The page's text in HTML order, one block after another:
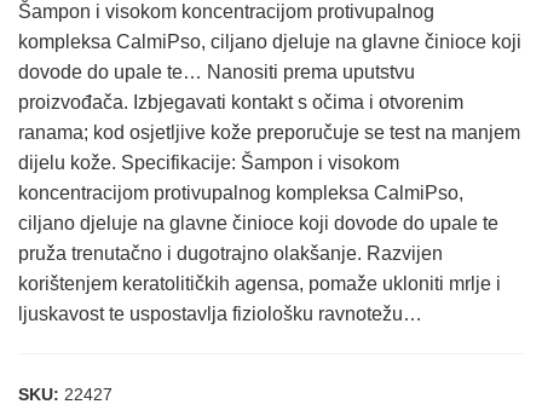
Šampon i visokom koncentracijom protivupalnog
kompleksa CalmiPso, ciljano djeluje na glavne činioce koji
dovode do upale te… Nanositi prema uputstvu
proizvođača. Izbjegavati kontakt s očima i otvorenim
ranama; kod osjetljive kože preporučuje se test na manjem
dijelu kože. Specifikacije: Šampon i visokom
koncentracijom protivupalnog kompleksa CalmiPso,
ciljano djeluje na glavne činioce koji dovode do upale te
pruža trenutačno i dugotrajno olakšanje. Razvijen
korištenjem keratolitičkih agensa, pomaže ukloniti mrlje i
ljuskavost te uspostavlja fiziološku ravnotežu…
SKU: 22427